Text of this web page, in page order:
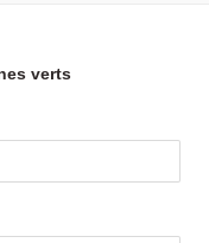
verts